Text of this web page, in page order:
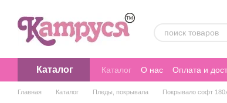
Каталог Каталог О нас Оплата и
Главная Каталог Пледы, покрывала Покрывало софт